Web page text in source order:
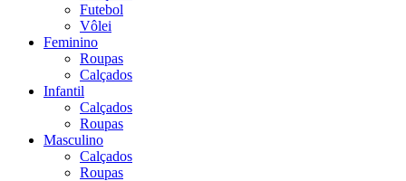
Futebol
Vôlei
Feminino
Roupas
Calçados
Infantil
Calçados
Roupas
Masculino
Calçados
Roupas